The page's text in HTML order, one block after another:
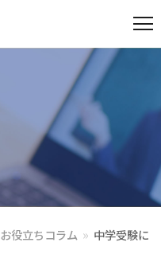
お役立ちコラム » 中学受験に